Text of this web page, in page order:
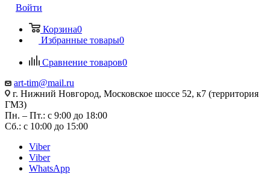
Войти
Корзина0
Избранные товары0
Сравнение товаров0
art-tim@mail.ru
г. Нижний Новгород, Московское шоссе 52, к7 (территория
ГМЗ)
Пн. – Пт.: с 9:00 до 18:00
Сб.: с 10:00 до 15:00
Viber
Viber
WhatsApp